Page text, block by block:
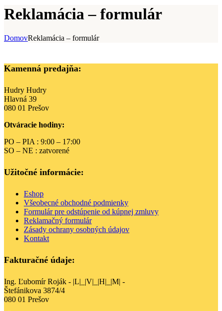
Reklamácia – formulár
DomovReklamácia – formulár
Kamenná predajňa:
Hudry Hudry
Hlavná 39
080 01 Prešov
Otváracie hodiny:
PO – PIA : 9:00 – 17:00
SO – NE : zatvorené
Užitočné informácie:
Eshop
Všeobecné obchodné podmienky
Formulár pre odstúpenie od kúpnej zmluvy
Reklamačný formulár
Zásady ochrany osobných údajov
Kontakt
Fakturačné údaje:
Ing. Ľubomír Roják - |L|_|V|_|H|_|M| -
Štefánikova 3874/4
080 01 Prešov